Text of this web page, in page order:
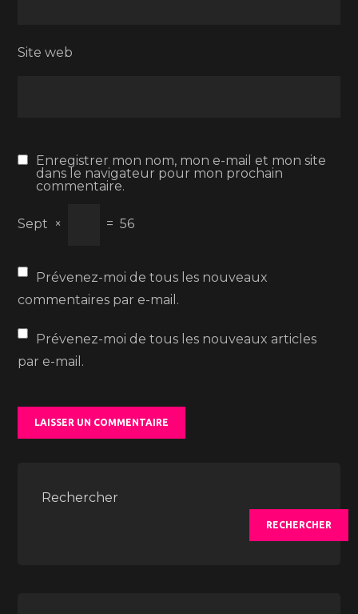
Site web
Enregistrer mon nom, mon e-mail et mon site
dans le navigateur pour mon prochain
commentaire.
Sept × = 56
Prévenez-moi de tous les nouveaux
commentaires par e-mail.
Prévenez-moi de tous les nouveaux articles
par e-mail.
Rechercher
RECHERCHER